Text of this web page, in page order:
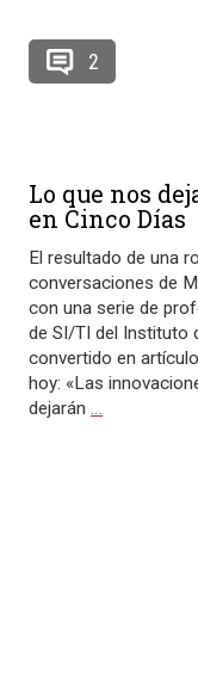
2
Lo que nos
en Cinco Días
El resultado de una
conversaciones de
con una serie de
de SI/TI del Instituto
convertido en
hoy: «Las
dejarán…